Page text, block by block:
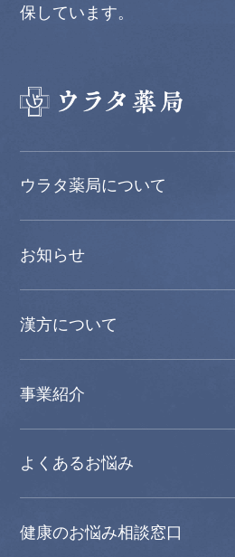
保しています。
ウラタ薬局について
お知らせ
漢方について
事業紹介
よくあるお悩み
健康のお悩み相談窓口